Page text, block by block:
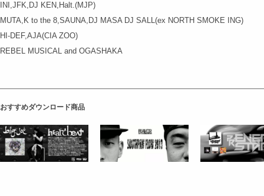
INI,JFK,DJ KEN,Halt.(MJP)
MUTA,K to the 8,SAUNA,DJ MASA DJ SALL(ex NORTH SMOKE ING)
HI-DEF,AJA(CIA ZOO)
REBEL MUSICAL and OGASHAKA
おすすめダウンロード商品